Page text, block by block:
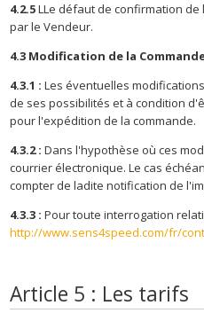
4.2.5LLe défaut de confirmation
par le Vendeur.
4.3 Modification de la
4.3.1 : Les éventuelles
de ses possibilités et à condition
pour l'expédition de la commande.
4.3.2 : Dans l'hypothèse où ces
courrier électronique. Le cas
compter de ladite notification de
4.3.3 : Pour toute interrogation
http://www.sens4speed.com/fr/
Article 5 : Les tarifs